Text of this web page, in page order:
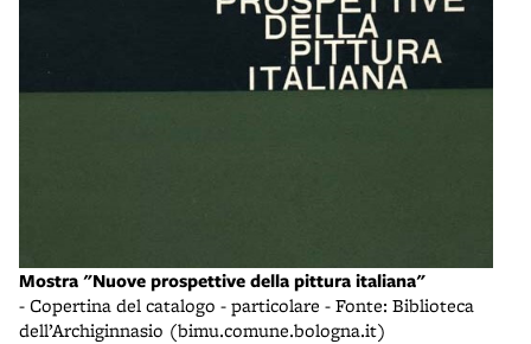
Mostra "Nuove prospettive della pittura italiana"
- Copertina del catalogo - particolare - Fonte: Biblioteca
dell’Archiginnasio (bimu.comune.bologna.it)